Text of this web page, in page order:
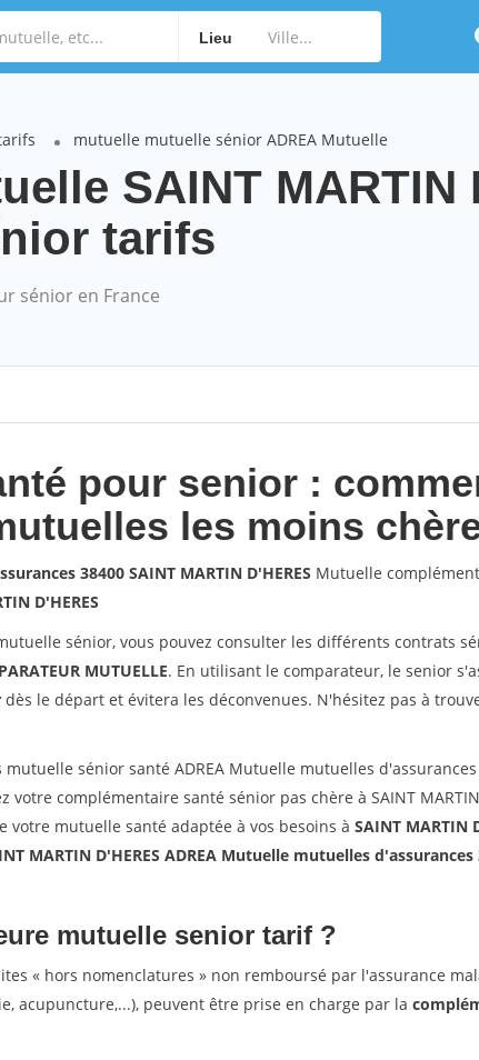
Lieu
mutuelle mutuelle sénior ADREA Mutuelle
SAINT MARTIN
tarifs
sénior en France
pour senior :
les moins
38400 SAINT MARTIN D'HERES Mutuelle
D'HERES
sénior, vous pouvez consulter les différents contrats
MUTUELLE. En utilisant le comparateur, le senior
dès le départ et évitera les déconvenues. N'hésitez pas à
sénior santé ADREA Mutuelle mutuelles d'assurances
votre complémentaire santé sénior pas chère à SAINT MARTIN
mutuelle santé adaptée à vos besoins à SAINT MARTIN
MARTIN D'HERES ADREA Mutuelle mutuelles d'assurances
mutuelle senior tarif ?
« hors nomenclatures » non remboursé par l'assurance
acupuncture,...), peuvent être prise en charge par la